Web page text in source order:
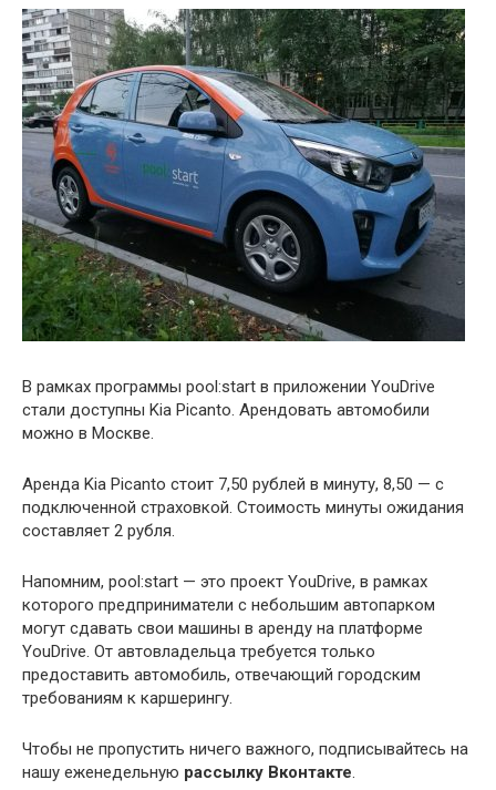
В рамках программы pool:start в приложении YouDrive
стали доступны Kia Picanto. Арендовать автомобили
можно в Москве.
Аренда Kia Picanto стоит 7,50 рублей в минуту, 8,50 — с
подключенной страховкой. Стоимость минуты ожидания
составляет 2 рубля.
Напомним, pool:start — это проект YouDrive, в рамках
которого предприниматели с небольшим автопарком
могут сдавать свои машины в аренду на платформе
YouDrive. От автовладельца требуется только
предоставить автомобиль, отвечающий городским
требованиям к каршерингу.
Чтобы не пропустить ничего важного, подписывайтесь на
нашу еженедельную рассылку Вконтакте.